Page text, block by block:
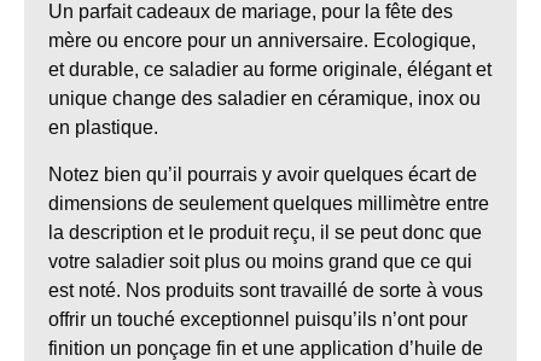
Un parfait cadeaux de mariage, pour la fête des
mère ou encore pour un anniversaire. Ecologique,
et durable, ce saladier au forme originale, élégant et
unique change des saladier en céramique, inox ou
en plastique.
Notez bien qu’il pourrais y avoir quelques écart de
dimensions de seulement quelques millimètre entre
la description et le produit reçu, il se peut donc que
votre saladier soit plus ou moins grand que ce qui
est noté. Nos produits sont travaillé de sorte à vous
offrir un touché exceptionnel puisqu’ils n’ont pour
finition un ponçage fin et une application d’huile de